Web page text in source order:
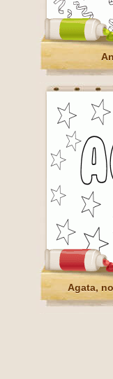
Agata,